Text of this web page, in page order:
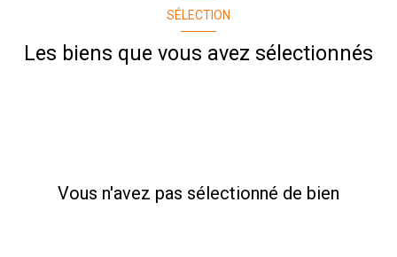
SÉLECTION
Les biens que vous avez sélectionnés
Vous n'avez pas sélectionné de bien